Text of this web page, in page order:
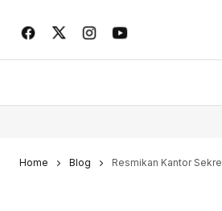
Home Blog Resmikan Kantor